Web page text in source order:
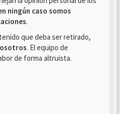
ningún caso somos
.
que deba ser retirado,
. El equipo de
de forma altruista.